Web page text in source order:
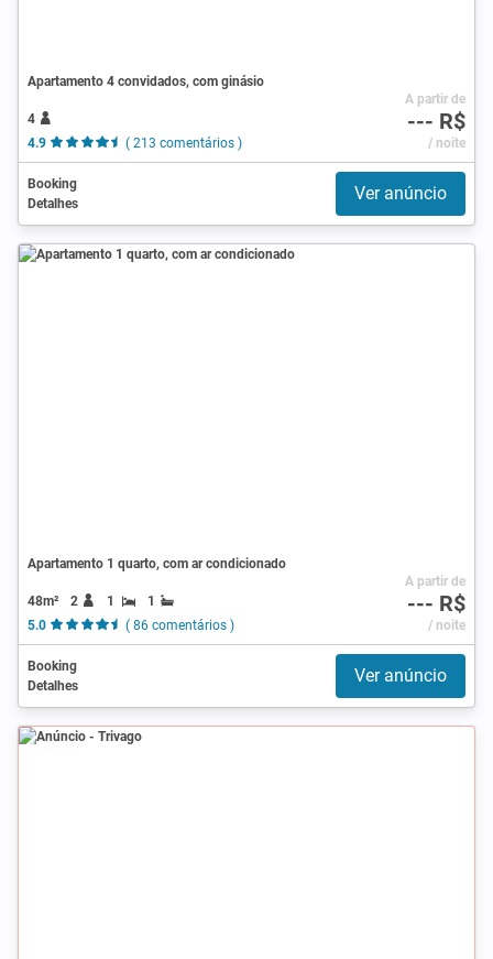
Apartamento 4 convidados, com ginásio
4
4.9
( 213 comentários )
A partir de
--- R$
/ noite
Booking
Detalhes
Ver anúncio
Apartamento 1 quarto, com ar condicionado
48m² 2 1
1
5.0
( 86 comentários )
A partir de
--- R$
/ noite
Booking
Detalhes
Ver anúncio
Anúncio